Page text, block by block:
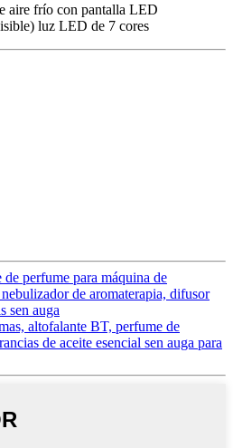
aire frío con pantalla LED
luz LED de 7 cores
perfume para máquina de
de aromaterapia, difusor
sen auga
altofalante BT, perfume de
de aceite esencial sen auga para